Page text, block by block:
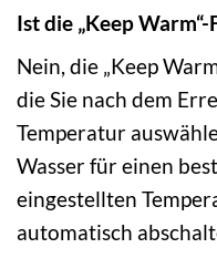
Ist die „Keep
Nein, die „Keep
die Sie nach dem
Temperatur
Wasser für einen
eingestellten
automatisch